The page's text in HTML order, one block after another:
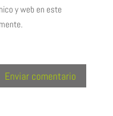
y web en este